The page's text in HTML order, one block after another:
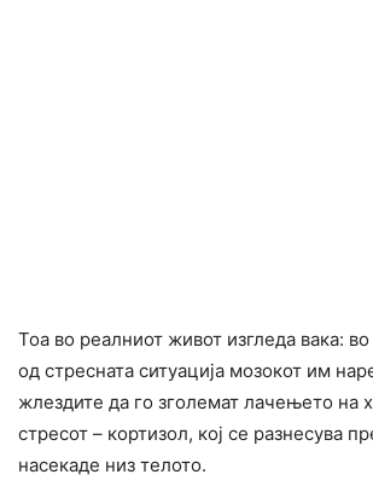
Тоа во реалниот живот изгледа вака:
од стресната ситуација мозокот им
жлездите да го зголемат лачењето на
стресот – кортизол, кој се разнесува
насекаде низ телото.